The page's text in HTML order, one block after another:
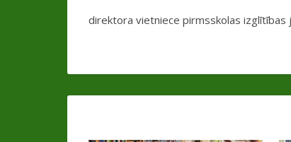
direktora vietniece pirmsskolas izglītības